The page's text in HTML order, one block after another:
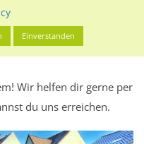
zugelassenen
unteren Teil dieser Seite
Wir helfen dir gerne per
du uns erreichen.
Einverstanden